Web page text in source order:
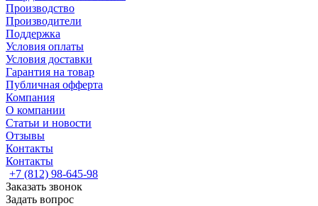
Производство
Производители
Поддержка
Условия оплаты
Условия доставки
Гарантия на товар
Публичная офферта
Компания
О компании
Статьи и новости
Отзывы
Контакты
Контакты
+7 (812) 98-645-98
Заказать звонок
Задать вопрос